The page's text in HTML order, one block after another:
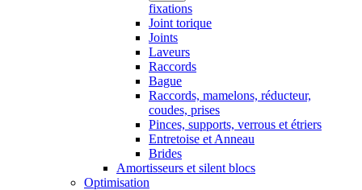
fixations
Joint torique
Joints
Laveurs
Raccords
Bague
Raccords, mamelons, réducteur,
coudes, prises
Pinces, supports, verrous et étriers
Entretoise et Anneau
Brides
Amortisseurs et silent blocs
Optimisation